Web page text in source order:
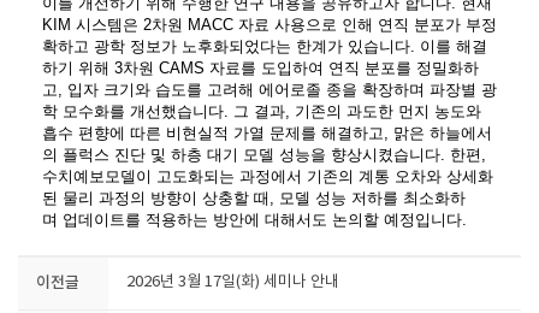
KIM 시스템은 2차원 MACC 자료 사용으로 인해 연직 분포가 부정
확하고 광학 정보가 노후화되었다는 한계가 있습니다. 이를 해결
하기 위해 3차원 CAMS 자료를 도입하여 연직 분포를 정밀화하
고, 입자 크기와 습도를 고려해 에어로졸 종을 확장하며 파장별 광
학 모수화를 개선했습니다. 그 결과, 기존의 과도한 먼지 농도와
흡수 편향에 따른 비현실적 가열 문제를 해결하고, 맑은 하늘에서
의 플럭스 진단 및 하층 대기 모델 성능을 향상시켰습니다. 한편,
수치예보모델이 고도화되는 과정에서 기존의 계통 오차와 상세화
된 물리 과정의 방향이 상충할 때, 모델 성능 저하를 최소화하
며 업데이트를 적 용하는 방안에 대해서도 논의할 예정입니다.
이전글 2026년 3월 17일(화) 세미나 안내